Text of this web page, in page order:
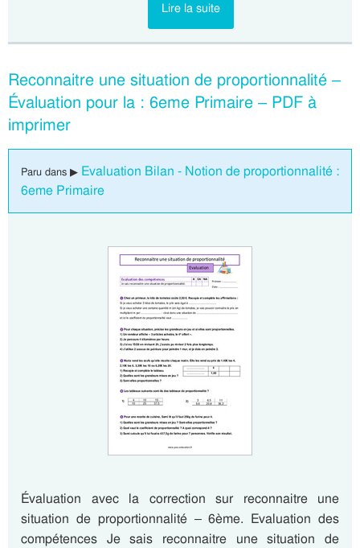
Lire la suite
Reconnaitre une situation de proportionnalité –
Évaluation pour la : 6eme Primaire – PDF à
imprimer
Paru dans ▶ Evaluation Bilan - Notion de proportionnalité :
6eme Primaire
Évaluation avec la correction sur reconnaitre une
situation de proportionnalité – 6ème. Evaluation des
compétences Je sais reconnaitre une situation de